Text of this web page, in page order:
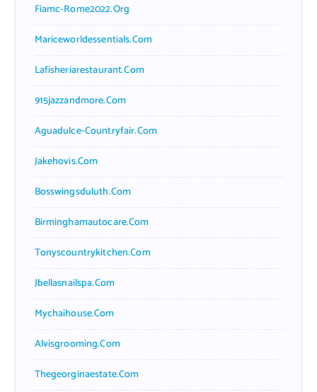
Fiamc-Rome2022.org
Mariceworldessentials.com
Lafisheriarestaurant.com
915jazzandmore.com
Aguadulce-Countryfair.com
Jakehovis.com
Bosswingsduluth.com
Birminghamautocare.com
Tonyscountrykitchen.com
Jbellasnailspa.com
Mychaihouse.com
Alvisgrooming.com
Thegeorginaestate.com